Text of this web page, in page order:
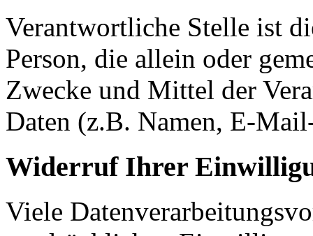
Verantwortliche Stelle ist
Person, die allein oder
Zwecke und Mittel der
Daten (z.B. Namen, E-
Widerruf Ihrer
Viele